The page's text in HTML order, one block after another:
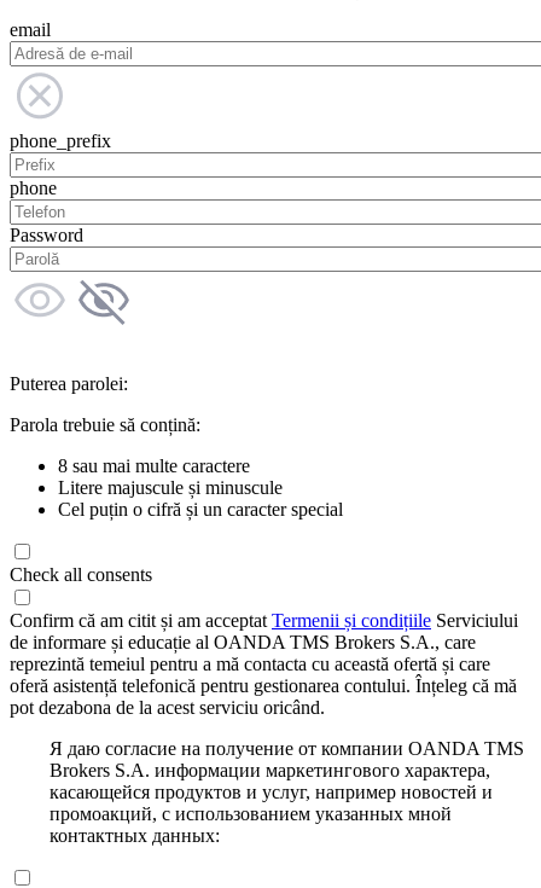
email
phone_prefix
phone
Password
Puterea parolei:
Parola trebuie să conțină:
8 sau mai multe caractere
Litere majuscule și minuscule
Cel puțin o cifră și un caracter special
Check all consents
Confirm că am citit și am acceptat Termenii și condițiile Serviciului
de informare și educație al OANDA TMS Brokers S.A., care
reprezintă temeiul pentru a mă contacta cu această ofertă și care
oferă asistență telefonică pentru gestionarea contului. Înțeleg că mă
pot dezabona de la acest serviciu oricând.
Я даю согласие на получение от компании OANDA TMS
Brokers S.A. информации маркетингового характера,
касающейся продуктов и услуг, например новостей и
промоакций, с использованием указанных мной
контактных данных: